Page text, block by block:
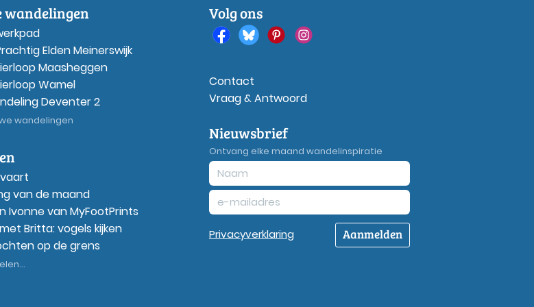
wandelingen
Elden Meinerswijk
Maasheggen
Wamel
Deventer 2
wandelingen
van de maand
Ivonne van MyFootPrints
Britta: vogels kijken
op de grens
Volg ons
Contact
Vraag & Antwoord
Nieuwsbrief
Ontvang elke maand wandelinspiratie
Privacyverklaring Aanmelden